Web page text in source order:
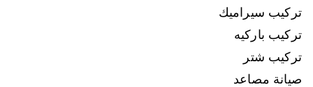
تركيب سيراميك
تركيب باركيه
تركيب شتر
صيانة مصاعد